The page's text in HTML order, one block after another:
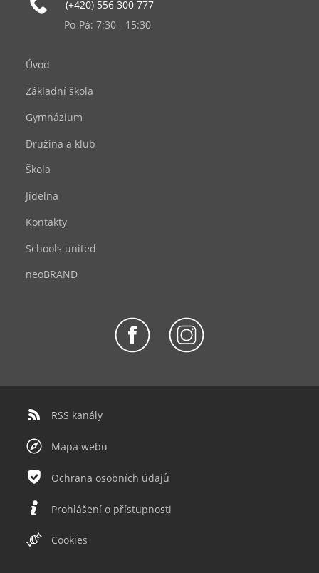
(+420) 556 300 777
Po-Pá: 7:30 - 15:30
Úvod
Základní škola
Gymnázium
Družina a klub
Škola
Jídelna
Kontakty
Schools united
neoBRAND
RSS kanály
Mapa webu
Ochrana osobních údajů
Prohlášení o přístupnosti
Cookies